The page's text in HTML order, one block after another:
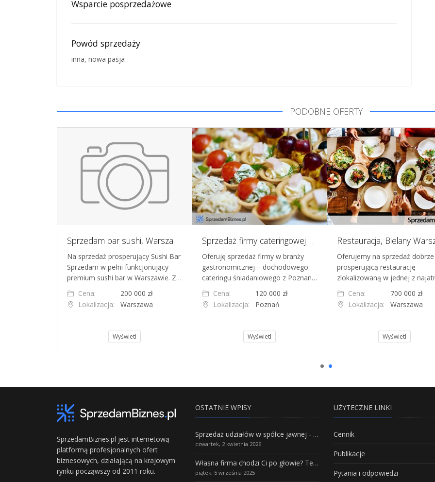
Wsparcie posprzedażowe
Powód sprzedaży
inna, nowa pasja
PODOBNE OFERTY
Sprzedam bar sushi, Warszawa
Na sprzedaż prosperujący Sushi Bar
Sprzedam w pełni funkcjonujący
premium sushi bar w Warszawie. Z…
Cena:
200 000 zł
Lokalizacja:
Warszawa
Wyświetl
Sprzedaż firmy cateringowej w Poznaniu - dochodowy catering śniadaniowy ze bazą klientów
Oferuję sprzedaż firmy w branży
gastronomicznej – dochodowego
cateringu śniadaniowego z Poznan…
Cena:
120 000 zł
Lokalizacja:
Poznań
Wyświetl
Oferujemy na sprzedaż dobrze
prosperującą restaurację
zlokalizowaną w jednej z
Cena:
700 000 zł
Lokalizacja:
Warszawa
Wyświetl
SprzedamBiznes.pl jest internetową
platformą profesjonalnych ofert
biznesowych, działającą na krajowym
rynku począwszy od 2011 roku.
OSTATNIE WPISY
Sprzedaż udziałów w spółce jawnej - Wszystko, co trzeba wiedzieć.
czwartek, 2 kwietnia 2026
Własna firma chodzi Ci po głowie? Te branże mają największy potencjał rozwoju
piątek, 5 września 2025
UŻYTECZNE LINKI
Cennik
Publikacje
Pytania i odpowiedzi